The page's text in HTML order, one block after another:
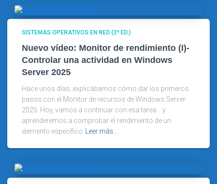
SISTEMAS OPERATIVOS EN RED (2ª ED.)
Nuevo vídeo: Monitor de rendimiento (I)-
Controlar una actividad en Windows
Server 2025
Hace unos días, explicábamos cómo dar los primeros
pasos con el Monitor de recursos de Windows Server
2025. Hoy, vamos a continuar con esa tarea… y
aprenderemos a comprobar el rendimiento de un
elemento específico
Leer más…